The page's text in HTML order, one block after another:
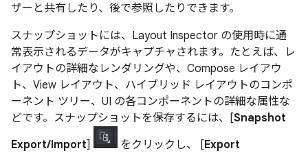
ザーと共有したり、後で参照したりできます。
スナップショットには、Layout Inspector の使用時に通
常表示されるデータがキャプチャされます。たとえば、レ
イアウトの詳細なレンダリングや、Compose レイアウ
ト、View レイアウト、ハイブリッド レイアウトのコンポ
ーネント ツリー、UI の各コンポーネントの詳細な属性な
どです。スナップショットを保存するには、[Snapshot
Export/Import] をクリックし、 [Export